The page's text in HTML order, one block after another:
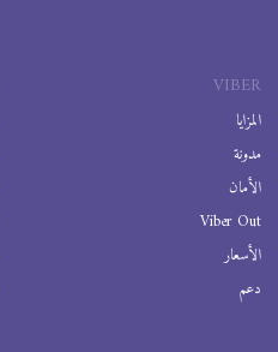
VIBER
المزايا
مدونة
الأمان
Viber Out
الأسعار
دعم